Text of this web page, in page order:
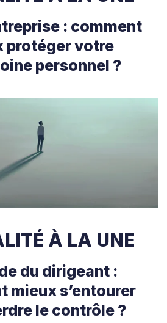
: comment
protéger votre
personnel ?
À LA UNE
du dirigeant :
mieux s’entourer
le contrôle ?